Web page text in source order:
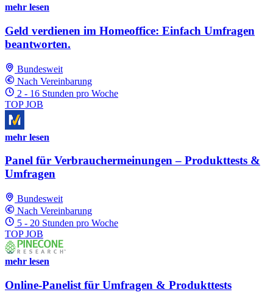
mehr lesen
Geld verdienen im Homeoffice: Einfach Umfragen
beantworten.
Bundesweit
Nach Vereinbarung
2 - 16 Stunden pro Woche
TOP JOB
mehr lesen
Panel für Verbrauchermeinungen – Produkttests &
Umfragen
Bundesweit
Nach Vereinbarung
5 - 20 Stunden pro Woche
TOP JOB
mehr lesen
Online-Panelist für Umfragen & Produkttests